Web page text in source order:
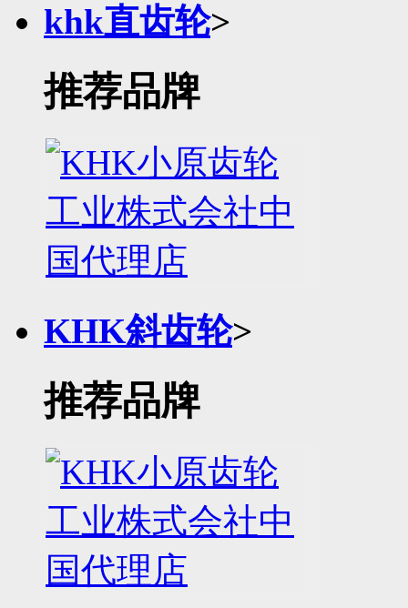
khk直齿轮>
推荐品牌
KHK斜齿轮>
推荐品牌